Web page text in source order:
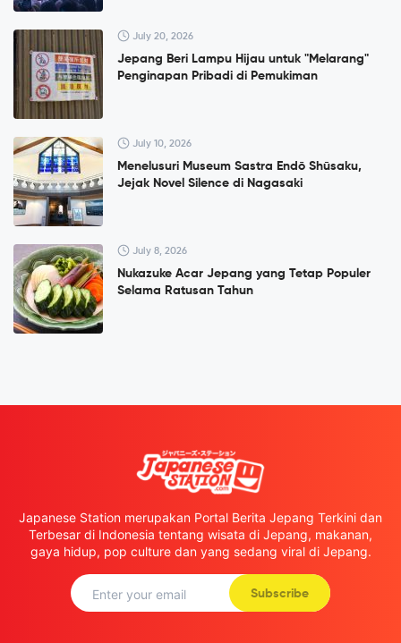
July 20, 2026
Jepang Beri Lampu Hijau untuk "Melarang"
Penginapan Pribadi di Pemukiman
July 10, 2026
Menelusuri Museum Sastra Endō Shūsaku,
Jejak Novel Silence di Nagasaki
July 8, 2026
Nukazuke Acar Jepang yang Tetap Populer
Selama Ratusan Tahun
Japanese Station merupakan Portal Berita Jepang Terkini dan
Terbesar di Indonesia tentang wisata di Jepang, makanan,
gaya hidup, pop culture dan yang sedang viral di Jepang.
Subscribe